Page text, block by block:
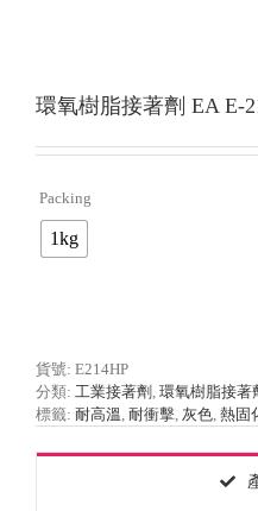
環氧樹脂接著劑 EA E-
Packing
1kg
貨號: E214HP
分類: 工業接著劑 , 環氧樹脂接著
標籤: 耐高溫, 耐衝擊, 灰色, 熱固